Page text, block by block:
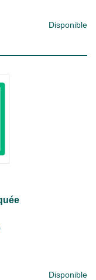
Disponible
Disponible